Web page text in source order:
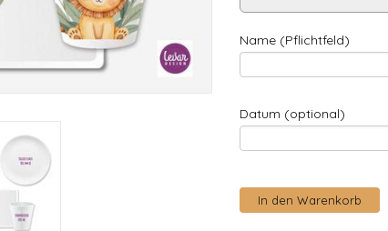
Name (Pflichtfeld)
Datum (optional)